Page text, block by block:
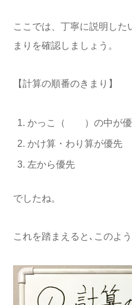
ここでは、丁寧に説明した
まりを確認しましょう。
【計算の順番のきまり】
かっこ（ ）の中が
かけ算・わり算が優先
左から優先
でしたね。
これを踏まえると､このよ